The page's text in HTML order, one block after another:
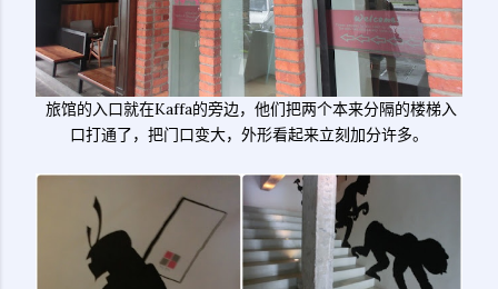
旅馆的入口就在Kaffa的旁边，他们把两个本来分隔的楼梯入
口打通了，把门口变大，外形看起来立刻加分许多。